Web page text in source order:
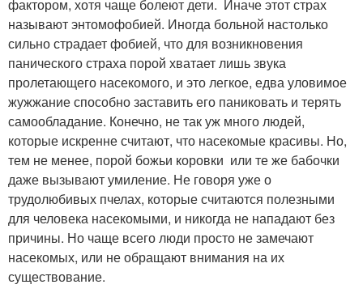
фактором, хотя чаще болеют дети. Иначе этот страх
называют энтомофобией. Иногда больной настолько
сильно страдает фобией, что для возникновения
панического страха порой хватает лишь звука
пролетающего насекомого, и это легкое, едва уловимое
жужжание способно заставить его паниковать и терять
самообладание. Конечно, не так уж много людей,
которые искренне считают, что насекомые красивы. Но,
тем не менее, порой божьи коровки или те же бабочки
даже вызывают умиление. Не говоря уже о
трудолюбивых пчелах, которые считаются полезными
для человека насекомыми, и никогда не нападают без
причины. Но чаще всего люди просто не замечают
насекомых, или не обращают внимания на их
существование.